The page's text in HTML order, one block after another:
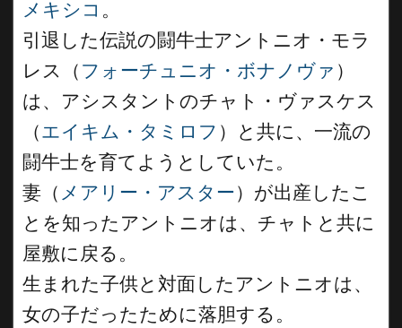
メキシコ 。
引退した伝説の闘牛士アントニオ・モラ
レス（ フォーチュニオ・ボナノヴァ ）
は、アシスタントのチャト・ヴァスケス
（エイキム・タミロフ ）と共に、一流の
闘牛士を育てようとしていた。
妻（ メアリー・アスター）が出産したこ
とを知ったアントニオは、チャトと共に
屋敷に戻る。
生まれた子供と対面したアントニオは、
女の子だったために落胆する。